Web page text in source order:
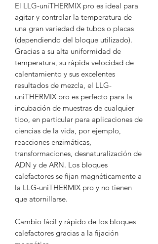
El LLG-uniTHERMIX pro es ideal para
agitar y controlar la temperatura de
una gran variedad de tubos o placas
(dependiendo del bloque utilizado).
Gracias a su alta uniformidad de
temperatura, su rápida velocidad de
calentamiento y sus excelentes
resultados de mezcla, el LLG-
uniTHERMIX pro es perfecto para la
incubación de muestras de cualquier
tipo, en particular para aplicaciones de
ciencias de la vida, por ejemplo,
reacciones enzimáticas,
transformaciones, desnaturalización de
ADN y de ARN. Los bloques
calefactores se fijan magnéticamente a
la LLG-uniTHERMIX pro y no tienen
que atornillarse.
Cambio fácil y rápido de los bloques
calefactores gracias a la fijación